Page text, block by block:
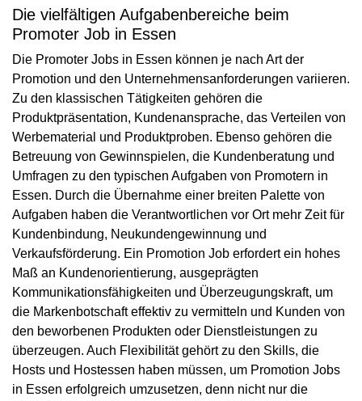
Die vielfältigen Aufgabenbereiche beim
Promoter Job in Essen
Die Promoter Jobs in Essen können je nach Art der
Promotion und den Unternehmensanforderungen variieren.
Zu den klassischen Tätigkeiten gehören die
Produktpräsentation, Kundenansprache, das Verteilen von
Werbematerial und Produktproben. Ebenso gehören die
Betreuung von Gewinnspielen, die Kundenberatung und
Umfragen zu den typischen Aufgaben von Promotern in
Essen. Durch die Übernahme einer breiten Palette von
Aufgaben haben die Verantwortlichen vor Ort mehr Zeit für
Kundenbindung, Neukundengewinnung und
Verkaufsförderung. Ein Promotion Job erfordert ein hohes
Maß an Kundenorientierung, ausgeprägten
Kommunikationsfähigkeiten und Überzeugungskraft, um
die Markenbotschaft effektiv zu vermitteln und Kunden von
den beworbenen Produkten oder Dienstleistungen zu
überzeugen. Auch Flexibilität gehört zu den Skills, die
Hosts und Hostessen haben müssen, um Promotion Jobs
in Essen erfolgreich umzusetzen, denn nicht nur die